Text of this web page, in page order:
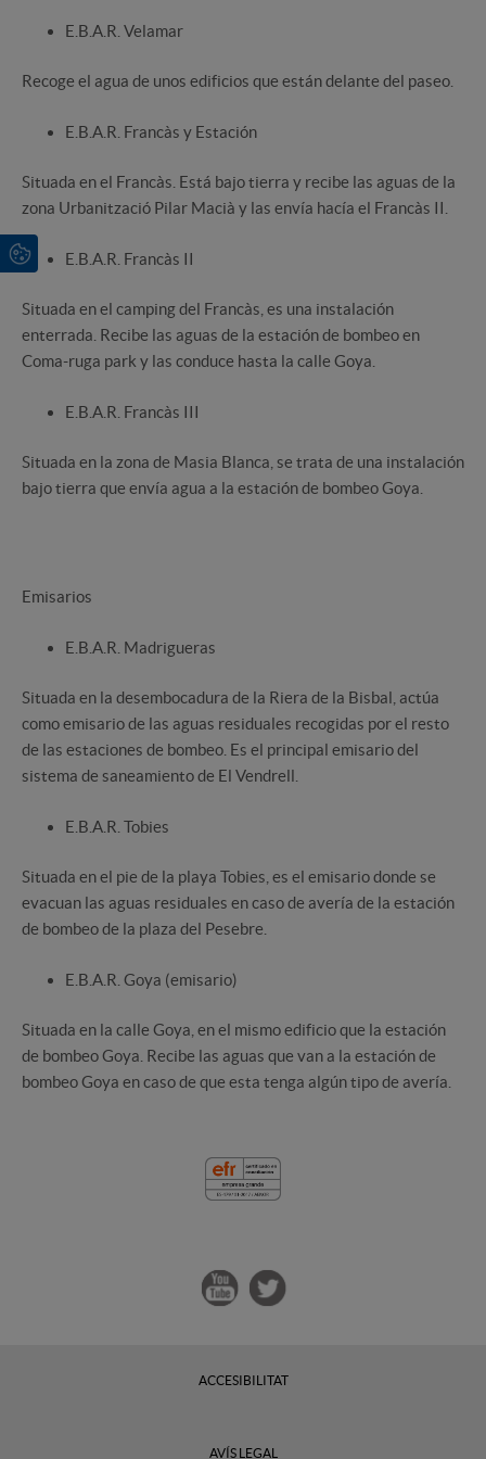
E.B.A.R. Velamar
Recoge el agua de unos edificios que están delante del paseo.
E.B.A.R. Francàs y Estación
Situada en el Francàs. Está bajo tierra y recibe las aguas de la
zona Urbanització Pilar Macià y las envía hacía el Francàs II.
E.B.A.R. Francàs II
Situada en el camping del Francàs, es una instalación
enterrada. Recibe las aguas de la estación de bombeo en
Coma-ruga park y las conduce hasta la calle Goya.
E.B.A.R. Francàs III
Situada en la zona de Masia Blanca, se trata de una instalación
bajo tierra que envía agua a la estación de bombeo Goya.
Emisarios
E.B.A.R. Madrigueras
Situada en la desembocadura de la Riera de la Bisbal, actúa
como emisario de las aguas residuales recogidas por el resto
de las estaciones de bombeo. Es el principal emisario del
sistema de saneamiento de El Vendrell.
E.B.A.R. Tobies
Situada en el pie de la playa Tobies, es el emisario donde se
evacuan las aguas residuales en caso de avería de la estación
de bombeo de la plaza del Pesebre.
E.B.A.R. Goya (emisario)
Situada en la calle Goya, en el mismo edificio que la estación
de bombeo Goya. Recibe las aguas que van a la estación de
bombeo Goya en caso de que esta tenga algún tipo de avería.
ACCESIBILITAT
AVÍS LEGAL